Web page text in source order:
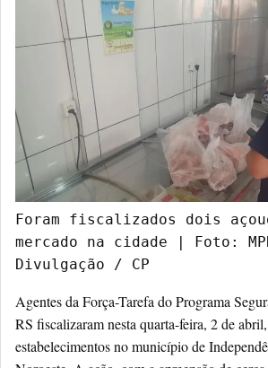
Foram fiscalizados dois
mercado na cidade
| Foto:
Divulgação / CP
Agentes da Força-Tarefa do Programa
RS fiscalizaram nesta quarta-feira, 2 de
estabelecimentos no município de